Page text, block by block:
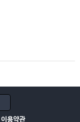
이용약관